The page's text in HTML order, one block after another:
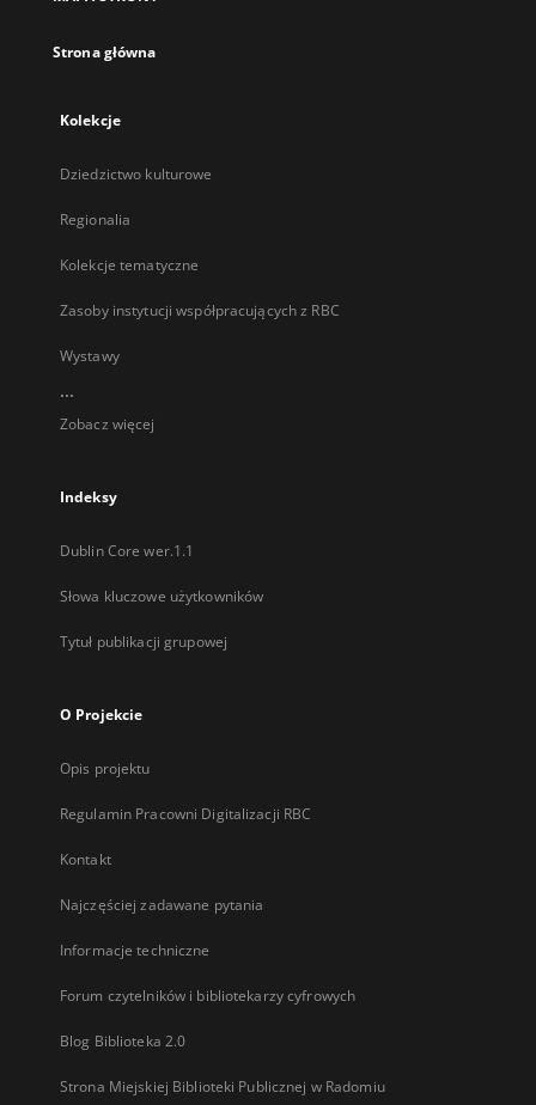
Strona główna
Kolekcje
Dziedzictwo kulturowe
Regionalia
Kolekcje tematyczne
Zasoby instytucji współpracujących z RBC
Wystawy
...
Zobacz więcej
Indeksy
Dublin Core wer.1.1
Słowa kluczowe użytkowników
Tytuł publikacji grupowej
O Projekcie
Opis projektu
Regulamin Pracowni Digitalizacji RBC
Kontakt
Najczęściej zadawane pytania
Informacje techniczne
Forum czytelników i bibliotekarzy cyfrowych
Blog Biblioteka 2.0
Strona Miejskiej Biblioteki Publicznej w Radomiu